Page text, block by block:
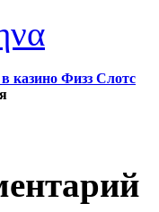
казино Физз Слотс